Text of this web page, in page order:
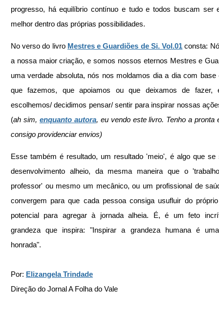
progresso, há equilíbrio contínuo e tudo e todos buscam ser
melhor dentro das próprias possibilidades.
No verso do livro Mestres e Guardiões de Si. Vol.01 consta:
a nossa maior criação, e somos nossos eternos Mestres e
uma verdade absoluta, nós nos moldamos dia a dia com base
que fazemos, que apoiamos ou que deixamos de
escolhemos/ decidimos pensar/ sentir para inspirar nossas
(ah sim, enquanto autora, eu vendo este livro. Tenho a pronta
consigo providenciar envios)
Esse também é resultado, um resultado 'meio', é algo que se
desenvolvimento alheio, da mesma maneira que o
professor' ou mesmo um mecânico, ou um profissional de
convergem para que cada pessoa consiga usufluir do
potencial para agregar à jornada alheia. É, é um feto
grandeza que inspira: "Inspirar a grandeza humana é
honrada".
Por: Elizangela Trindade
Direção do Jornal A Folha do Vale